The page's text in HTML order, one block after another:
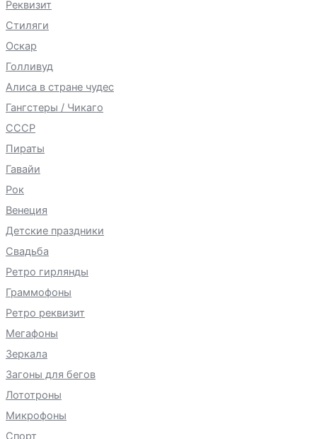
Реквизит
Стиляги
Оскар
Голливуд
Алиса в стране чудес
Гангстеры / Чикаго
СССР
Пираты
Гавайи
Рок
Венеция
Детские праздники
Свадьба
Ретро гирлянды
Граммофоны
Ретро реквизит
Мегафоны
Зеркала
Загоны для бегов
Лототроны
Микрофоны
Спорт